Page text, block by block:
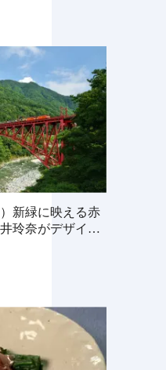
新緑に映える赤
玲奈がデザイン